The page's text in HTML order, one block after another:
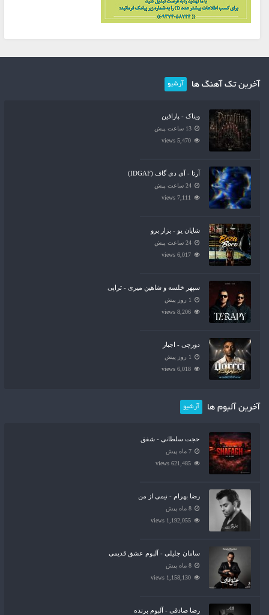
آخرین تک آهنگ ها آرشیو
ویناک - پارافین
13 ساعت پیش
5,470 views
آرتا - آی دی گاف (IDGAF)
24 ساعت پیش
7,111 views
شایان یو - بزار برو
24 ساعت پیش
6,017 views
سپهر خلسه و شاهین میری - تراپی
1 روز پیش
8,206 views
دورچی - اجبار
1 روز پیش
6,018 views
آخرین آلبوم ها آرشیو
حجت سلطانی - شفق
7 ماه پیش
621,485 views
رضا بهرام - نیمی از من
8 ماه پیش
1,192,055 views
سامان جلیلی - آلبوم عشق قدیمی
8 ماه پیش
1,158,130 views
رضا صادقی - آلبوم برنده